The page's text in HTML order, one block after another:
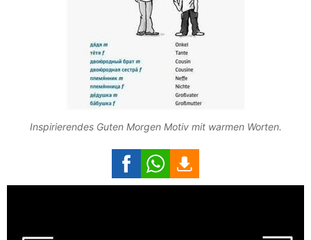
Inspirierendes Guten Morgen Motiv mit warmen Worten.